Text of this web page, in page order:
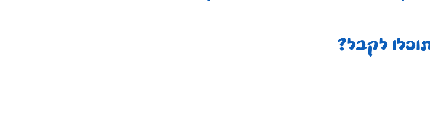
לקבל?